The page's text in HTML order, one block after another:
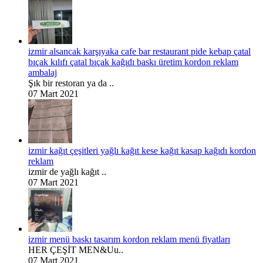
izmir alsancak karşıyaka cafe bar restaurant pide kebap çatal
bıçak kılıfı çatal bıçak kağıdı baskı üretim kordon reklam
ambalaj
Şık bir restoran ya da ..
07 Mart 2021
izmir kağıt çeşitleri yağlı kağıt kese kağıt kasap kağıdı kordon
reklam
izmir de yağlı kağıt ..
07 Mart 2021
izmir menü baskı tasarım kordon reklam menü fiyatları
HER ÇEŞİT MEN&Uu..
07 Mart 2021